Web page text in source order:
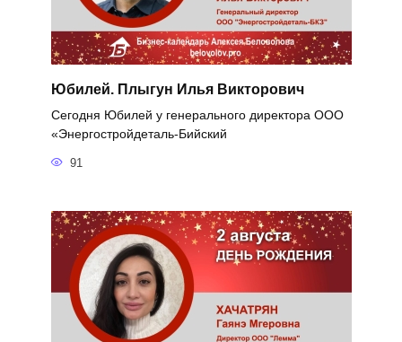
Юбилей. Плыгун Илья Викторович
Сегодня Юбилей у генерального директора ООО
«Энергостройдеталь-Бийский
91